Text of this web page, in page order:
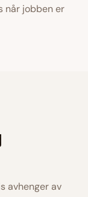
når jobben er
avhenger av